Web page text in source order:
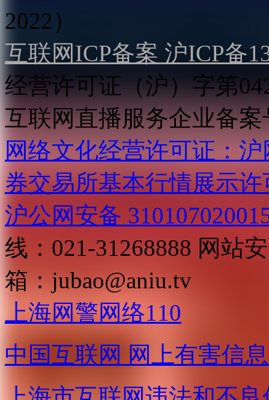
2022）
互联网ICP备案 沪ICP备
经营许可证（沪）字第
互联网直播服务企业备案
网络文化经营许可证：
券交易所基本行情展示许
沪公网安备
线：021-31268888 网站
箱： jubao@aniu.tv
上海网警网络110
中国互联网 网上有害信